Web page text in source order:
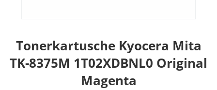
Tonerkartusche Kyocera Mita
TK-8375M 1T02XDBNL0 Original
Magenta